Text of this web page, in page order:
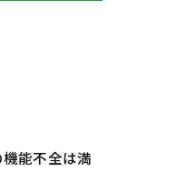
能不全は満